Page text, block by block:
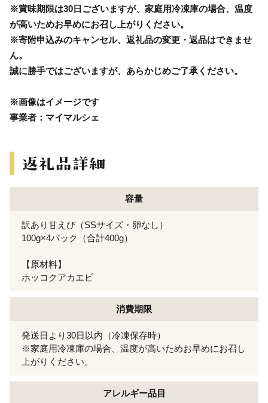
※賞味期限は30日ございますが、家庭用冷凍庫の場合、温度
が高いためお早めにお召し上がりください。
※寄附申込みのキャンセル、返礼品の変更・返品はできませ
ん。
誠に勝手ではございますが、あらかじめご了承ください。
※画像はイメージです
事業者：マイマルシェ
容量
訳あり甘えび（SSサイズ・卵なし）
100g×4パック（合計400g）
【原材料】
ホッコクアカエビ
消費期限
発送日より30日以内（冷凍保存時）
※家庭用冷凍庫の場合、温度が高いためお早めにお召し
上がりください。
アレルギー品目